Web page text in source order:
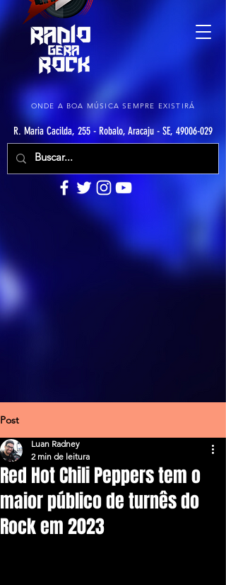
ONDE A BOA MÚSICA SEMPRE EXISTIRÁ
R. Maria Cacilda, 255 - Robalo, Aracaju - SE, 49006-029
Post
Red Hot Chili Peppers tem o
maior público de turnês do
Rock em 2023
Luan Radney
2 min de leitura